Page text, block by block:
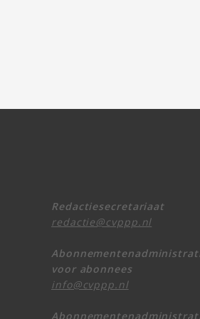
Redactiesecretariaat
redactie@cvppp.nl
voor abonnees
info@cvppp.nl